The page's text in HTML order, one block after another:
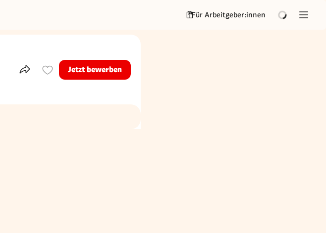
Für Arbeitgeber:innen
Teile dieses InseratJetzt bewerben